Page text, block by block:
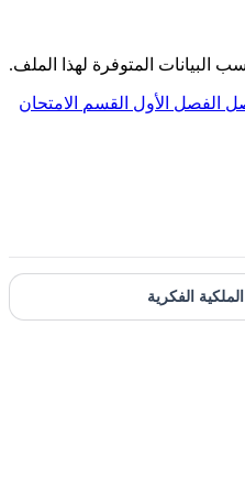
البيانات المتوفرة لهذا الملف.
الفصل الأول القسم
الامتحان
الفكرية